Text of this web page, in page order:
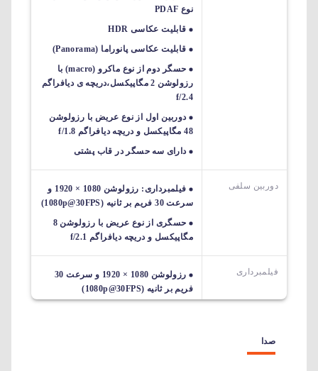
نوع PDAF
قابلیت عکاسی HDR
قابلیت عکاسی پانوراما (Panorama)
حسگر دوم از نوع ماکرو (macro) با
رزولوشن 2 مگاپیکسل،دریچه ی دیافراگم
f/2.4
دوربین اول از نوع عریض با رزولوشن
48 مگاپیکسل و دریچه دیافراگم f/1.8
دارای سه حسگر در قاب پشتی
دوربین سلفی
فیلمبرداری: رزولوشن 1080 × 1920 و
سرعت 30 فریم بر ثانیه (1080p@30FPS)
حسگری از نوع عریض با رزولوشن 8
مگاپیکسل و دریچه دیافراگم f/2.1
فیلمبرداری
رزولوشن 1080 × 1920 و سرعت 30
فریم بر ثانیه (1080p@30FPS)
صدا